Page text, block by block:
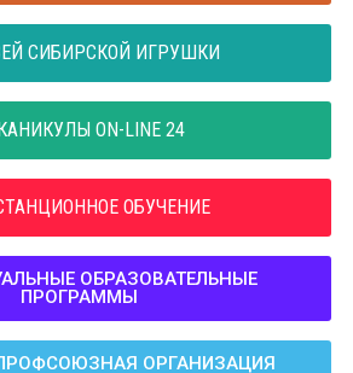
СИБИРСКОЙ ИГРУШКИ
ON-LINE 24
ОБУЧЕНИЕ
ОБРАЗОВАТЕЛЬНЫЕ
ПРОГРАММЫ
ОРГАНИЗАЦИЯ